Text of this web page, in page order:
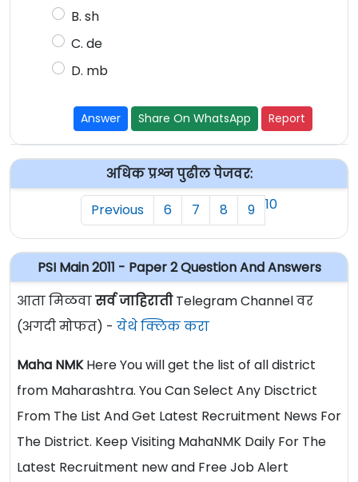
B. sh
C. de
D. mb
Answer Share On WhatsApp Report
अधिक प्रश्न पुढील पेजवर:
Previous
6 7 8 9 10
PSI Main 2011 - Paper 2 Question And Answers
आता मिळवासर्व जाहिरातीTelegram Channel वर
(अगदी मोफत) - येथे क्लिक करा
Maha NMKHere You will get the list of all district
from Maharashtra. You Can Select Any Disctrict
From The List And Get Latest Recruitment News For
The District. Keep Visiting MahaNMK Daily For The
Latest Recruitment new and Free Job Alert